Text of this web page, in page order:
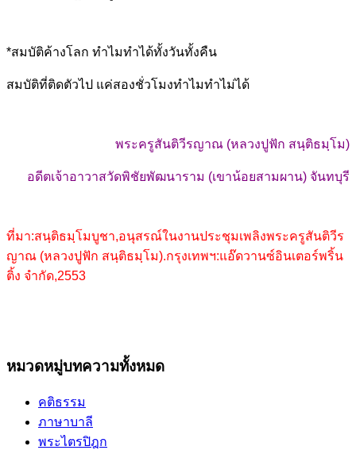
*สมบัติค้างโลก ทำไมทำได้ทั้งวันทั้งคืน
สมบัติที่ติดตัวไป แค่สองชั่วโมงทำไมทำไม่ได้
พระครูสันติวีรญาณ (หลวงปูฟัก สนฺติธมฺโม)
อดีตเจ้าอาวาสวัดพิชัยพัฒนาราม (เขาน้อยสามผาน) จันทบุรี
ที่มา:สนฺติธมฺโมบูชา,อนุสรณ์ในงานประชุมเพลิงพระครูสันติวีร
ญาณ (หลวงปูฟัก สนฺติธมฺโม).กรุงเทพฯ:แอ๊ดวานซ์อินเตอร์พริ้น
ติ้ง จำกัด,2553
หมวดหมู่บทความทั้งหมด
คติธรรม
ภาษาบาลี
พระไตรปิฎก